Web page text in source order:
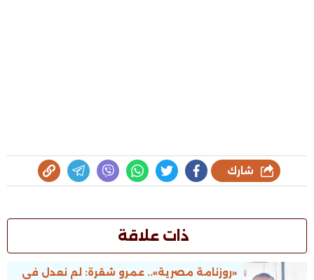
شارك
ذات علاقة
«روزنامة مصرية».. عمرو شقرة: لم نعدل فى